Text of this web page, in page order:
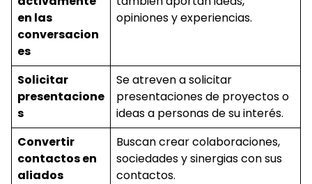
en las
conversacion
es
opiniones y experiencias.
Solicitar
presentacione
s
Se atreven a solicitar
presentaciones de proyectos o
ideas a personas de su interés.
Convertir
contactos en
aliados
Buscan crear colaboraciones,
sociedades y sinergias con sus
contactos.